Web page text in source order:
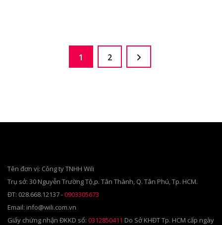
Page
1 Page
2
Tên đơn vị: Công ty TNHH Wili
Trụ sở: 30 Nguyễn Trường Tộ,p. Tân Thành, Q. Tân Phú, Tp. HCM.
ĐT: 028.668.12137 -0903305673
Email: info@wili.com.vn
Giấy chứng nhận ĐKKD số: 0312850411 Do Sở KHĐT Tp. HCM cấp ngày